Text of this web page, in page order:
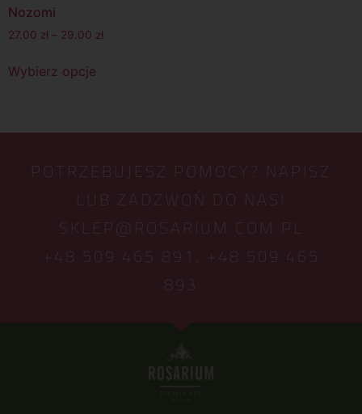
Nozomi
27.00 zł – 29.00 zł
Wybierz opcje
POTRZEBUJESZ POMOCY? NAPISZ
LUB ZADZWOŃ DO NAS!
SKLEP@ROSARIUM.COM.PL
+48 509 465 891,
+48 509 465
893